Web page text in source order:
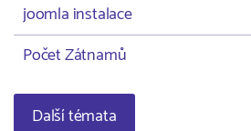
joomla instalace
Počet Zátnamů
Další témata